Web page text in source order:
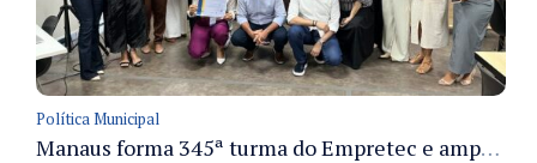
Política Municipal
Manaus forma 345ª turma do Empretec e amplia qualificação de empreendedores na cidade